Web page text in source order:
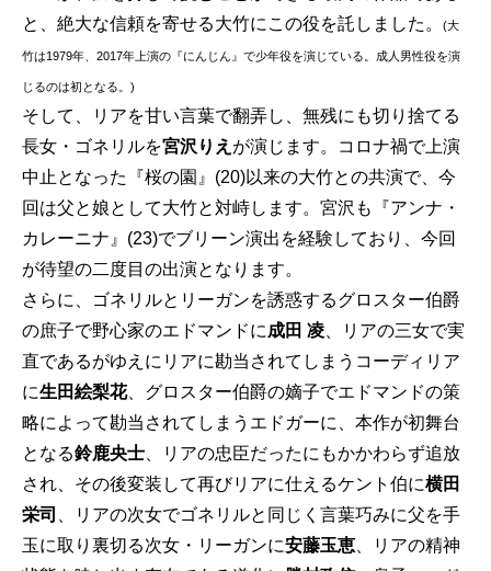
と、絶大な信頼を寄せる大竹にこの役を託しました。
(大
竹は1979年、2017年上演の『にんじん』で少年役を演じている。成人男性役を演
じるのは初となる。)
そして、リアを甘い言葉で翻弄し、無残にも切り捨てる
長女・ゴネリルを宮沢りえ が演じます。コロナ禍で上演
中止となった『桜の園』(20)以来の大竹との共演で、今
回は父と娘として大竹と対峙します。宮沢も『アンナ・
カレーニナ』(23)でブリーン演出を経験しており、今回
が待望の二度目の出演となります。
さらに、ゴネリルとリーガンを誘惑するグロスター伯爵
の庶子で野心家のエドマンドに成田 凌 、リアの三女で実
直であるがゆえにリアに勘当されてしまうコーディリア
に生田絵梨花、グロスター伯爵の嫡子でエドマンドの策
略によって勘当されてしまうエドガーに、本作が初舞台
となる鈴鹿央士 、リアの忠臣だったにもかかわらず追放
され、その後変装して再びリアに仕えるケント伯に横田
栄司
、リアの次女でゴネリルと同じく言葉巧みに父を手
玉に取り裏切る次女・リーガンに安藤玉恵 、リアの精神